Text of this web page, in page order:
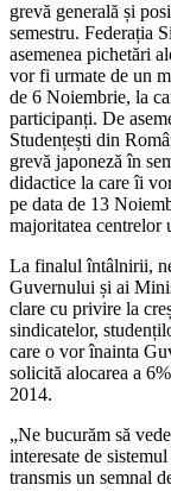
grevă generală și
semestru. Federația
asemenea pichetări
vor fi urmate de un
de 6 Noiembrie, la
participanți. De
Studențești din
grevă japoneză în
didactice la care îi
pe data de 13
majoritatea centrelor
La finalul întâlnirii,
Guvernului și ai
clare cu privire la
sindicatelor,
care o vor înainta
solicită alocarea a
2014.
„Ne bucurăm să
interesate de
transmis un semnal